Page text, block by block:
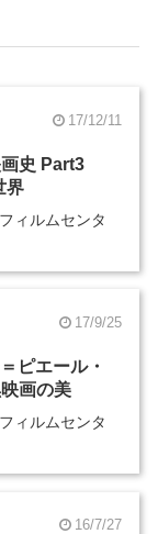
17/12/11
画史 Part3
界
ィルムセンタ
17/9/25
ピエール・
画の美
ィルムセンタ
16/7/27